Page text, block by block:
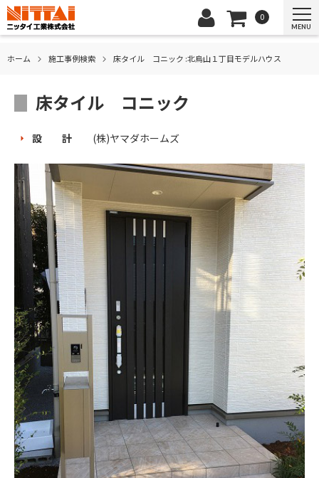
0
MENU
ホーム 施⼯事例検索 床タイル コニック :北烏山１丁目モデルハウス
床タイル コニック
設 計 (株)ヤマダホームズ